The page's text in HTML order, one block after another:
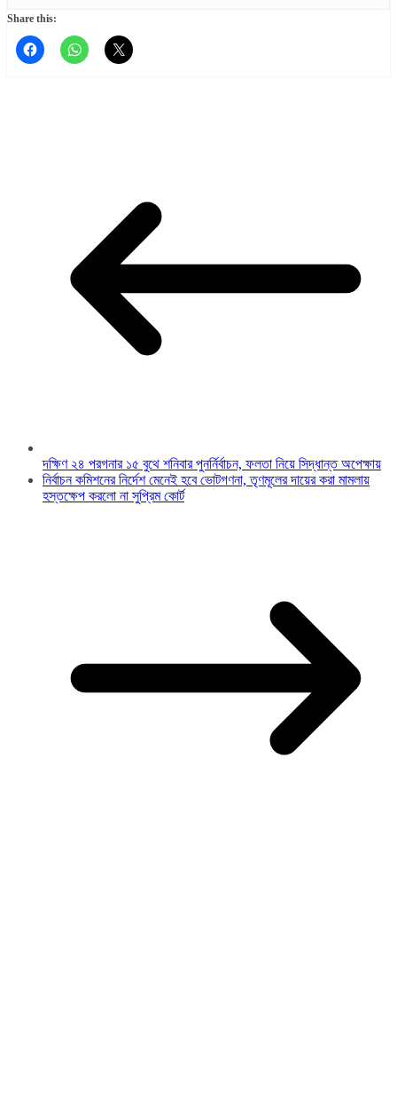
Share this:
দক্ষিণ ২৪ পরগনার ১৫ বুথে শনিবার পুনর্নির্বাচন, ফলতা নিয়ে সিদ্ধান্ত অপেক্ষায়
নির্বাচন কমিশনের নির্দেশ মেনেই হবে ভোটগণনা, তৃণমূলের দায়ের করা মামলায়
হস্তক্ষেপ করলো না সুপ্রিম কোর্ট